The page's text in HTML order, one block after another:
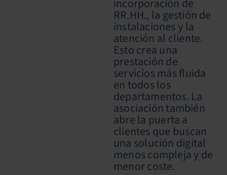
incorporación de
RR.HH., la gestión de
instalaciones y la
atención al cliente.
Esto crea una
prestación de
servicios más fluida
en todos los
departamentos. La
asociación también
abre la puerta a
clientes que buscan
una solución digital
menos compleja y de
menor coste.